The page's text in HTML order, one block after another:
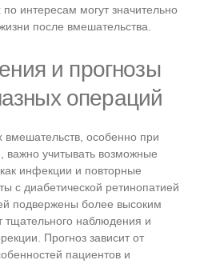
по интересам могут значительно
после вмешательства.
и прогнозы
операций
вмешательств, особенно при
важно учитывать возможные
инфекции и повторные
с диабетической ретинопатией
подвержены более высоким
тщательного наблюдения и
Прогноз зависит от
пациентов и